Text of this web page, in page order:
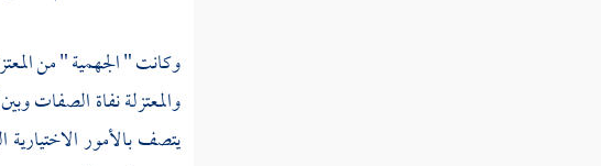
وكانت "الجهمية" من
والمعتزلةنفاة الصفات
يتصف بالأمور